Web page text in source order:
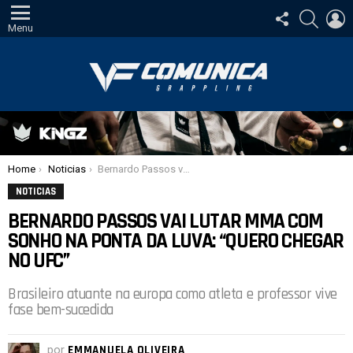
Menu
SIGA-
NOS
Você está aqui:
Home Noticias Bernardo Passos vai lutar MMA com sonho na ponta da luva: “Quero chegar no UFC”
NOTICIAS
BERNARDO PASSOS VAI LUTAR MMA COM
SONHO NA PONTA DA LUVA: “QUERO CHEGAR
NO UFC”
Brasileiro atuante na europa como atleta e professor vive
fase bem-sucedida
por EMMANUELA OLIVEIRA